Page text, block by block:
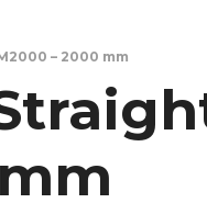
– 2000 mm